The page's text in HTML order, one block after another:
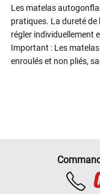
Les matelas
pratiques. La dureté de
régler individuellement
Important : Les
enroulés et non pliés,